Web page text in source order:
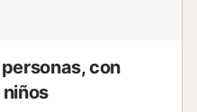
con